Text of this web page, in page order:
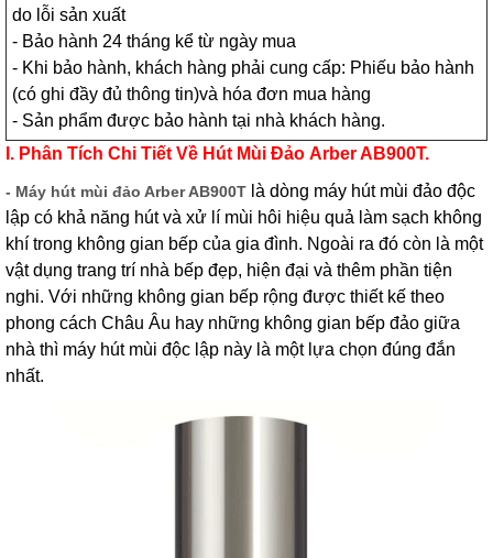
do lỗi sản xuất
- Bảo hành 24 tháng kể từ ngày mua
- Khi bảo hành, khách hàng phải cung cấp: Phiếu bảo hành
(có ghi đầy đủ thông tin)và hóa đơn mua hàng
- Sản phẩm được bảo hành tại nhà khách hàng.
I. Phân Tích Chi Tiết Về Hút Mùi Đảo Arber AB900T.
- Máy hút mùi đảo Arber AB900T là dòng máy hút mùi đảo độc
lập có khả năng hút và xử lí mùi hôi hiệu quả làm sạch không
khí trong không gian bếp của gia đình. Ngoài ra đó còn là một
vật dụng trang trí nhà bếp đẹp, hiện đại và thêm phần tiện
nghi. Với những không gian bếp rộng được thiết kế theo
phong cách Châu Âu hay những không gian bếp đảo giữa
nhà thì máy hút mùi độc lập này là một lựa chọn đúng đắn
nhất.